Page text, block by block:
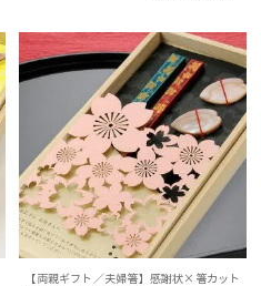
【両親ギフト／夫婦箸】感謝状×箸カット